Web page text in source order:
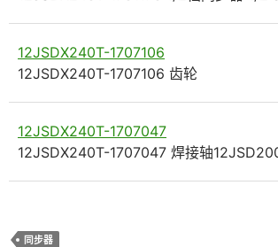
12JSDX240T-1707106
12JSDX240T-1707106 齿轮
12JSDX240T-1707047
12JSDX240T-1707047 焊接轴
同步器